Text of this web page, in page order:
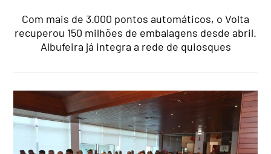
Com mais de 3.000 pontos automáticos, o Volta
recuperou 150 milhões de embalagens desde abril.
Albufeira já integra a rede de quiosques